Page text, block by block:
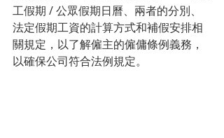
工假期 / 公眾假期日曆、兩者的分別、
法定假期工資的計算方式和補假安排相
關規定，以了解僱主的僱傭條例義務，
以確保公司符合法例規定。